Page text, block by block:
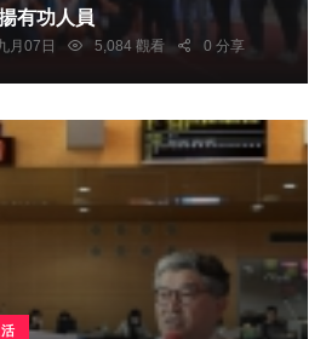
有功人員
月07日 5,084 觀看 0 分享